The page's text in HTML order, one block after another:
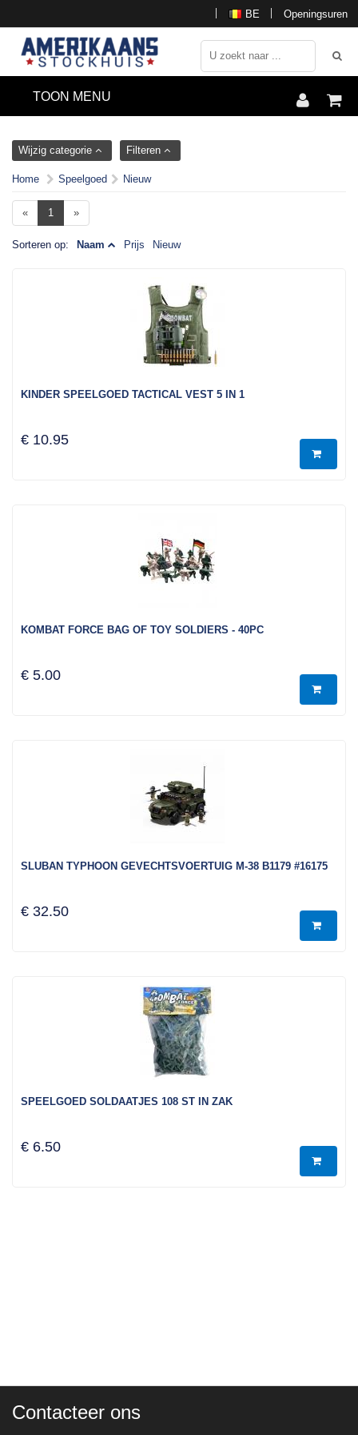
Openingsuren
BE
TOON MENU
Wijzig categorie Filteren
Home Speelgoed Nieuw
« 1 »
Sorteren op: Naam Prijs Nieuw
KINDER SPEELGOED TACTICAL VEST 5 IN 1
€ 10.95
KOMBAT FORCE BAG OF TOY SOLDIERS - 40PC
€ 5.00
SLUBAN TYPHOON GEVECHTSVOERTUIG M-38 B1179 #16175
€ 32.50
SPEELGOED SOLDAATJES 108 ST IN ZAK
€ 6.50
Contacteer ons